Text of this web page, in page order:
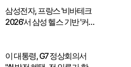
삼성전자, 프랑스 '비바테크
2026'서 삼성 헬스 기반 '커
이 대통령, G7 정상회의서